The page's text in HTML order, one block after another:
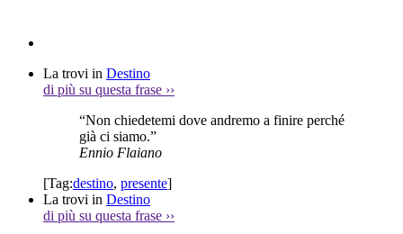
La trovi in Destino
di più su questa frase ››
“Non chiedetemi dove andremo a finire perché
già ci siamo.”
Ennio Flaiano
[Tag:destino, presente]
La trovi in Destino
di più su questa frase ››